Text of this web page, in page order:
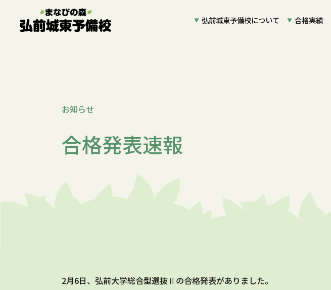
弘前城東予備校について 合格実績
お知らせ
合格発表速報
2月6日、弘前大学総合型選抜Ⅱの合格発表がありました。